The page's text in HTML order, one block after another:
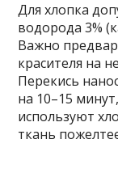
Для хлопка
водорода 3%
Важно
красителя на
Перекись
на 10–15
используют
ткань